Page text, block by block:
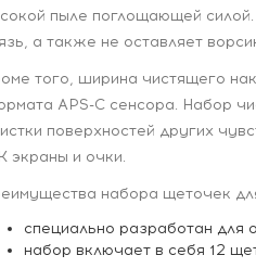
пыле поглощающей
а также не оставляет
того, ширина чистящего
APS-C сенсора. Набор
поверхностей других
экраны и очки.
набора щеточек
специально разработан для
набор включает в себя 12